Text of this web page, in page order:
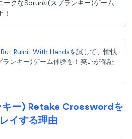
ークなSprunki(スプランキー)ゲーム
Ruinit With Handsを試して、愉快
ンキー)ゲーム体験を！笑いが保証
ー) Retake Crosswordを
イする理由